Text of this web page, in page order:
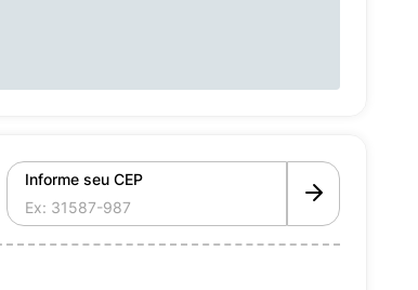
Informe seu CEP